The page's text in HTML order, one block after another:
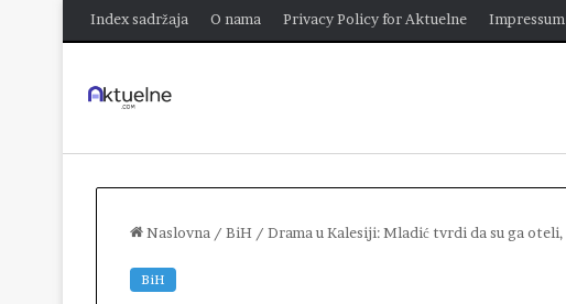
Index sadržaja O nama Privacy Policy for Aktuelne Impressum
Naslovna / BiH / Drama u Kalesiji: Mladić tvrdi da su ga
BiH